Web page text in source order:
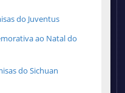
do Juventus
ao Natal do
do Sichuan